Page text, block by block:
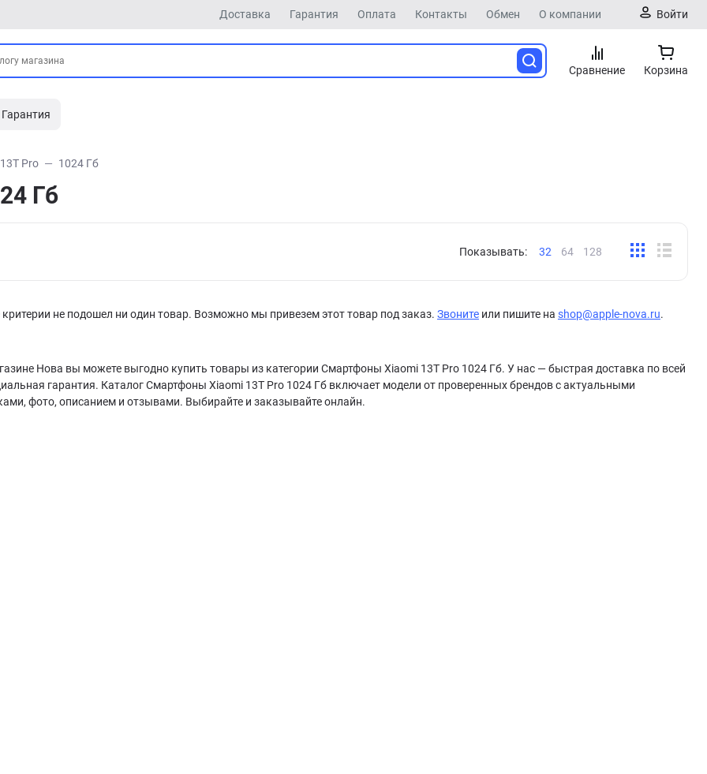
Доставка Гарантия Оплата Контакты Обмен О компании Войти
Сравнение Корзина
Гарантия
13T Pro 1024 Гб
Гб
Показывать: 32 64 128
не подошел ни один товар. Возможно мы привезем этот товар под заказ. Звоните или пишите на shop@apple-nova.ru.
Нова вы можете выгодно купить товары из категории Смартфоны Xiaomi 13T Pro 1024 Гб. У нас — быстрая доставка по всей
гарантия. Каталог Смартфоны Xiaomi 13T Pro 1024 Гб включает модели от проверенных брендов с актуальными
фото, описанием и отзывами. Выбирайте и заказывайте онлайн.